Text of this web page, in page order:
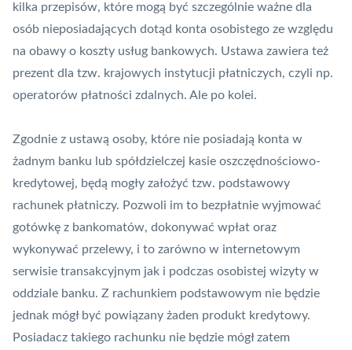
kilka przepisów, które mogą być szczególnie ważne dla
osób nieposiadających dotąd konta osobistego ze względu
na obawy o koszty usług bankowych. Ustawa zawiera też
prezent dla tzw. krajowych instytucji płatniczych, czyli np.
operatorów płatności zdalnych. Ale po kolei.
Zgodnie z ustawą osoby, które nie posiadają konta w
żadnym banku lub spółdzielczej kasie oszczędnościowo-
kredytowej, będą mogły założyć tzw. podstawowy
rachunek płatniczy. Pozwoli im to bezpłatnie wyjmować
gotówkę z bankomatów, dokonywać wpłat oraz
wykonywać przelewy, i to zarówno w internetowym
serwisie transakcyjnym jak i podczas osobistej wizyty w
oddziale banku. Z rachunkiem podstawowym nie będzie
jednak mógł być powiązany żaden produkt kredytowy.
Posiadacz takiego rachunku nie będzie mógł zatem